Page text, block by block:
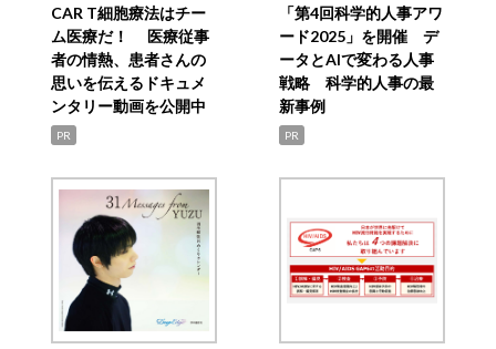
CAR T細胞療法はチー
ム医療だ！ 医療従事
者の情熱、患者さんの
思いを伝えるドキュメ
ンタリー動画を公開中
PR
「第4回科学的人事アワ
ード2025」を開催 デ
ータとAIで変わる人事
戦略 科学的人事の最
新事例
PR